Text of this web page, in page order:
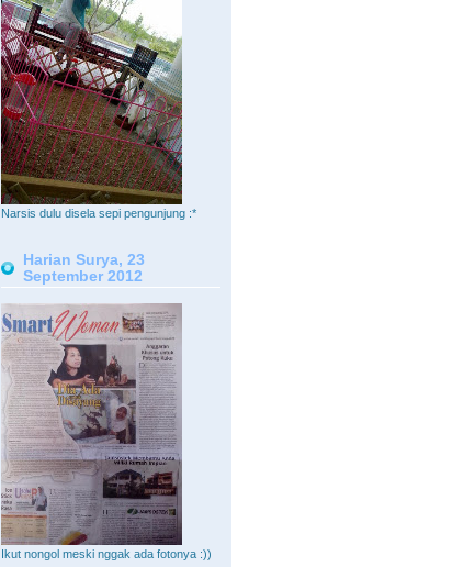
Narsis dulu disela sepi pengunjung :*
Harian Surya, 23
September 2012
Ikut nongol meski nggak ada fotonya :))